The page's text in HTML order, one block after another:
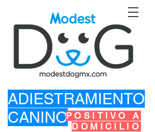
ADIESTRAMIENTO
CANINOPOSITIVO A
DOMICILIO